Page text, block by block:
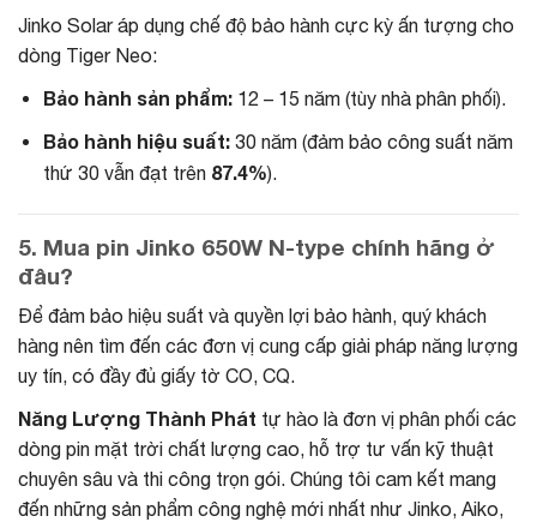
Jinko Solar áp dụng chế độ bảo hành cực kỳ ấn tượng cho
dòng Tiger Neo:
Bảo hành sản phẩm:12 – 15 năm (tùy nhà phân phối).
Bảo hành hiệu suất:30 năm (đảm bảo công suất năm
thứ 30 vẫn đạt trên 87.4%).
5. Mua pin Jinko 650W N-type chính hãng ở
đâu?
Để đảm bảo hiệu suất và quyền lợi bảo hành, quý khách
hàng nên tìm đến các đơn vị cung cấp giải pháp năng lượng
uy tín, có đầy đủ giấy tờ CO, CQ.
Năng Lượng Thành Phát tự hào là đơn vị phân phối các
dòng pin mặt trời chất lượng cao, hỗ trợ tư vấn kỹ thuật
chuyên sâu và thi công trọn gói. Chúng tôi cam kết mang
đến những sản phẩm công nghệ mới nhất như Jinko, Aiko,